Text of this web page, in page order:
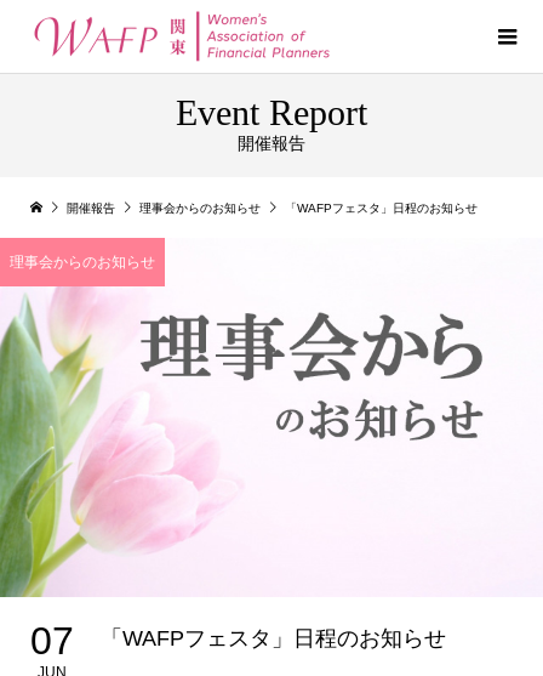
Event Report
開催報告
開催報告 理事会からのお知らせ 「WAFPフェスタ」日程のお知らせ
理事会からのお知らせ
07
JUN
「WAFPフェスタ」日程のお知らせ